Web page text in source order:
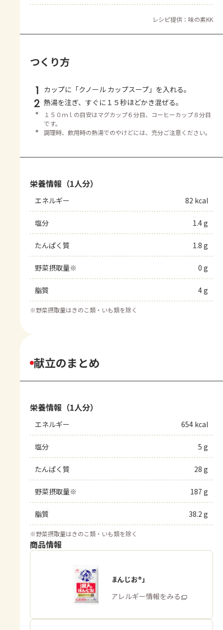
レシピ提供：味の素KK
つくり方
1 カップに「クノール カップスープ」を入れる。
2 熱湯を注ぎ、すぐに１５秒ほどかき混ぜる。
＊
１５０ｍｌの目安はマグカップ６分目、コーヒーカップ８分目
です。
＊
調理時、飲用時の熱湯でのやけどには、充分ご注意ください。
栄養情報（1人分）
エネルギー 82 kcal
塩分 1.4 g
たんぱく質 1.8 g
野菜摂取量※ 0 g
脂質 4 g
※野菜摂取量はきのこ類・いも類を除く
献立のまとめ
栄養情報（1人分）
エネルギー 654 kcal
塩分 5 g
たんぱく質 28 g
野菜摂取量※ 187 g
脂質 38.2 g
※野菜摂取量はきのこ類・いも類を除く
商品情報
「瀬戸のほんじお®」
商品・アレルギー情報をみる